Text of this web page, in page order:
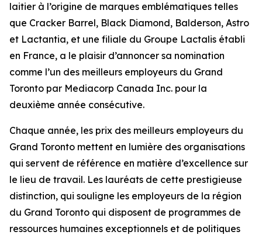
laitier à l’origine de marques emblématiques telles
que Cracker Barrel, Black Diamond, Balderson, Astro
et Lactantia, et une filiale du Groupe Lactalis établi
en France, a le plaisir d’annoncer sa nomination
comme l’un des meilleurs employeurs du Grand
Toronto par Mediacorp Canada Inc. pour la
deuxième année consécutive.
Chaque année, les prix des meilleurs employeurs du
Grand Toronto mettent en lumière des organisations
qui servent de référence en matière d’excellence sur
le lieu de travail. Les lauréats de cette prestigieuse
distinction, qui souligne les employeurs de la région
du Grand Toronto qui disposent de programmes de
ressources humaines exceptionnels et de politiques